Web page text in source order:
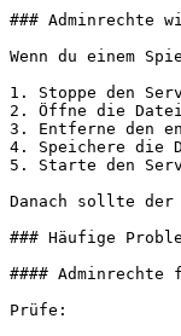
### Adminrechte
Wenn du einem
1. Stoppe den
2. Öffne die
3. Entferne den
4. Speichere die
5. Starte den
Danach sollte der
### Häufige
####
Prüfe: